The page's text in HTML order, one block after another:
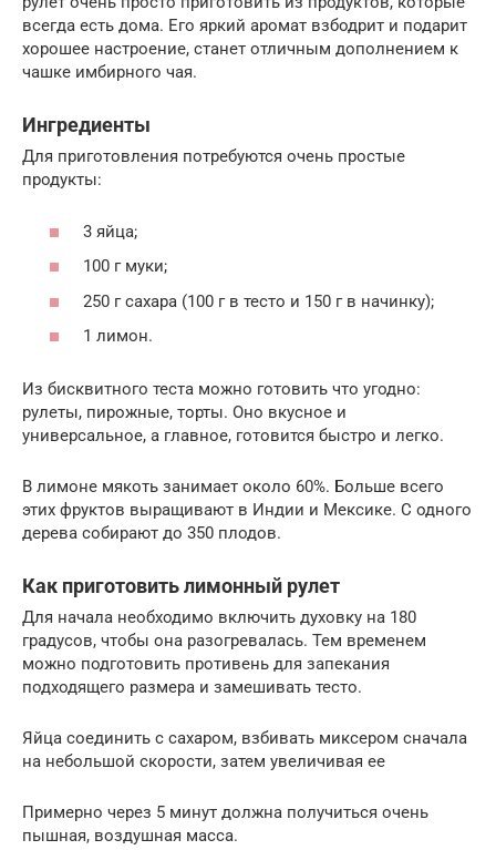
всегда есть дома. Его яркий аромат взбодрит и подарит
хорошее настроение, станет отличным дополнением к
чашке имбирного чая.
Ингредиенты
Для приготовления потребуются очень простые
продукты:
3 яйца;
100 г муки;
250 г сахара (100 г в тесто и 150 г в начинку);
1 лимон.
Из бисквитного теста можно готовить что угодно:
рулеты, пирожные, торты. Оно вкусное и
универсальное, а главное, готовится быстро и легко.
В лимоне мякоть занимает около 60%. Больше всего
этих фруктов выращивают в Индии и Мексике. С одного
дерева собирают до 350 плодов.
Как приготовить лимонный рулет
Для начала необходимо включить духовку на 180
градусов, чтобы она разогревалась. Тем временем
можно подготовить противень для запекания
подходящего размера и замешивать тесто.
Яйца соединить с сахаром, взбивать миксером сначала
на небольшой скорости, затем увеличивая ее
Примерно через 5 минут должна получиться очень
пышная, воздушная масса.